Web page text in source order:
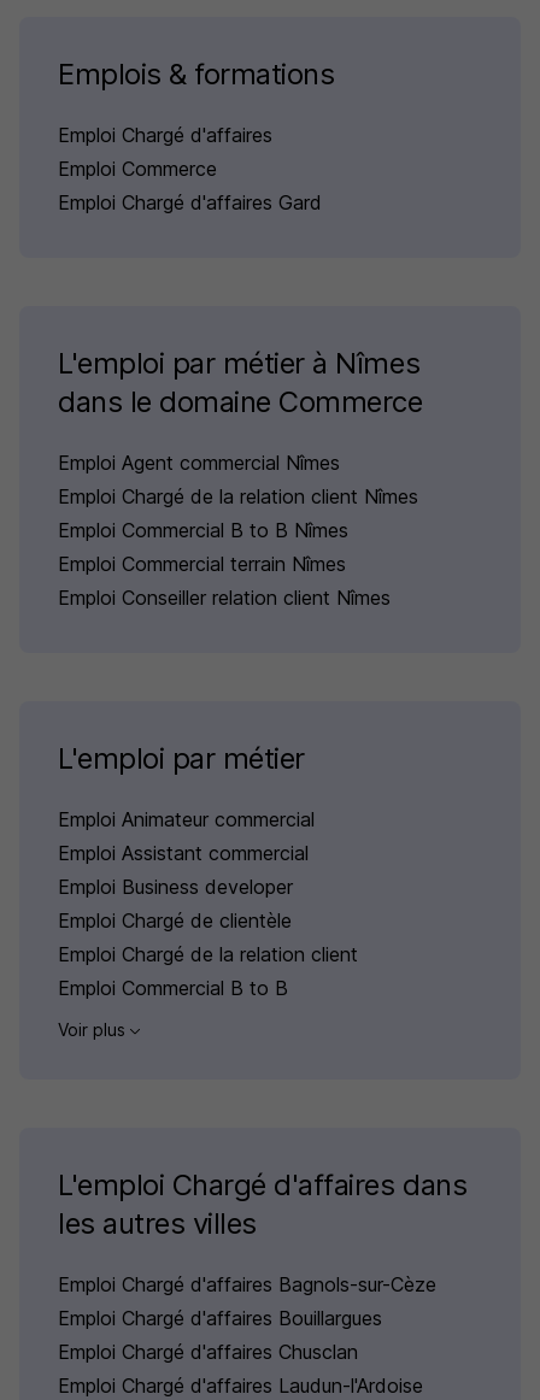
Emplois & formations
Emploi Chargé d'affaires
Emploi Commerce
Emploi Chargé d'affaires Gard
L'emploi par métier à Nîmes
dans le domaine Commerce
Emploi Agent commercial Nîmes
Emploi Chargé de la relation client Nîmes
Emploi Commercial B to B Nîmes
Emploi Commercial terrain Nîmes
Emploi Conseiller relation client Nîmes
L'emploi par métier
Emploi Animateur commercial
Emploi Assistant commercial
Emploi Business developer
Emploi Chargé de clientèle
Emploi Chargé de la relation client
Emploi Commercial B to B
Voir plus
L'emploi Chargé d'affaires dans
les autres villes
Emploi Chargé d'affaires Bagnols-sur-Cèze
Emploi Chargé d'affaires Bouillargues
Emploi Chargé d'affaires Chusclan
Emploi Chargé d'affaires Laudun-l'Ardoise